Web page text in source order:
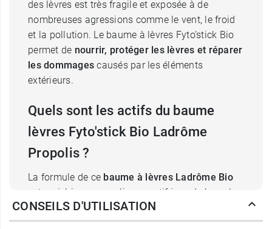
des lèvres est très fragile et exposée à de
nombreuses agressions comme le vent, le froid
et la pollution. Le baume à lèvres Fyto’stick Bio
permet de nourrir, protéger les lèvres et réparer
les dommages causés par les éléments
extérieurs.
Quels sont les actifs du baume
lèvres Fyto'stick Bio Ladrôme
Propolis ?
La formule de ce baume à lèvres Ladrôme Bio
est enrichie en propolis, un actif issu de la ruche
qui favorise la cicatrisation et la régénération
cutanée. Elle est associée à desagents
CONSEILS D'UTILISATION